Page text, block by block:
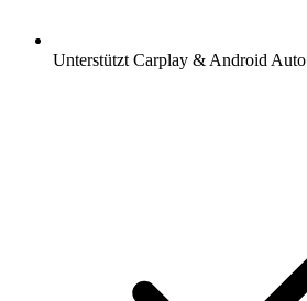
Unterstützt Carplay & Android Auto